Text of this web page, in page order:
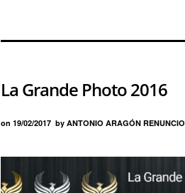
La Grande Photo 2016
on 19/02/2017 by ANTONIO ARAGÓN RENUNCIO